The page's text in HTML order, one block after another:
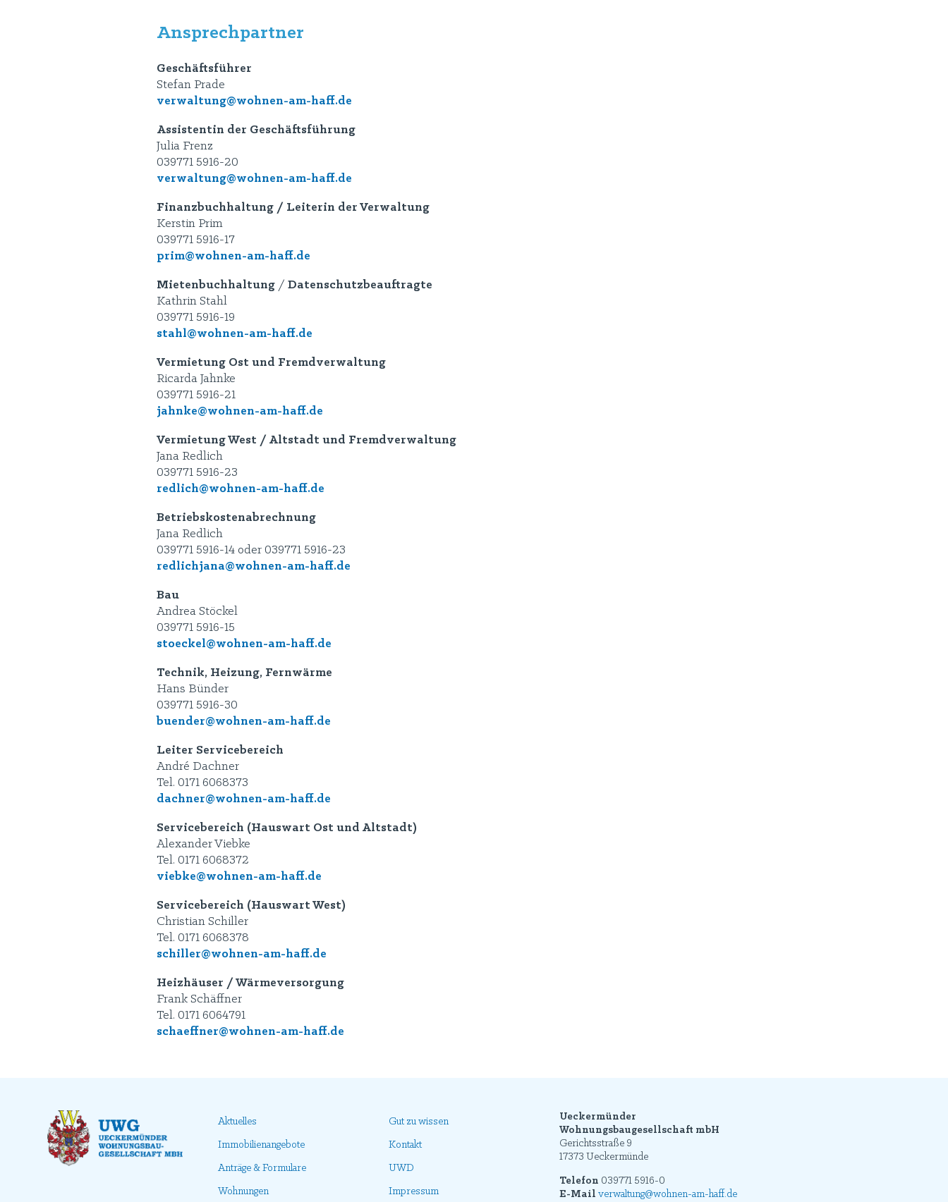
Ansprechpartner
Geschäftsführer
Stefan Prade
verwaltung@wohnen-am-haff.de
Assistentin der Geschäftsführung
Julia Frenz
039771 5916-20
verwaltung@wohnen-am-haff.de
Finanzbuchhaltung / Leiterin der Verwaltung
Kerstin Prim
039771 5916-17
prim@wohnen-am-haff.de
Mietenbuchhaltung / Datenschutzbeauftragte
Kathrin Stahl
039771 5916-19
stahl@wohnen-am-haff.de
Vermietung Ost und Fremdverwaltung
Ricarda Jahnke
039771 5916-21
jahnke@wohnen-am-haff.de
Vermietung West / Altstadt und Fremdverwaltung
Jana Redlich
039771 5916-23
redlich@wohnen-am-haff.de
Betriebskostenabrechnung
Jana Redlich
039771 5916-14 oder 039771 5916-23
redlichjana@wohnen-am-haff.de
Bau
Andrea Stöckel
039771 5916-15
stoeckel@wohnen-am-haff.de
Technik, Heizung, Fernwärme
Hans Bünder
039771 5916-30
buender@wohnen-am-haff.de
Leiter Servicebereich
André Dachner
Tel. 0171 6068373
dachner@wohnen-am-haff.de
Servicebereich (Hauswart Ost und Altstadt)
Alexander Viebke
Tel. 0171 6068372
viebke@wohnen-am-haff.de
Servicebereich (Hauswart West)
Christian Schiller
Tel. 0171 6068378
schiller@wohnen-am-haff.de
Heizhäuser / Wärmeversorgung
Frank Schäffner
Tel. 0171 6064791
schaeffner@wohnen-am-haff.de
Aktuelles
Immobilienangebote
Anträge & Formulare
Wohnungen
Gut zu wissen
Kontakt
UWD
Impressum
Ueckermünder
Wohnungsbaugesellschaft mbH
Gerichtsstraße 9
17373 Ueckermünde
Telefon 039771 5916-0
E-Mail verwaltung@wohnen-am-haff.de